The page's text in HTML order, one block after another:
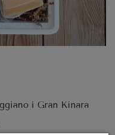
i Gran Kinara